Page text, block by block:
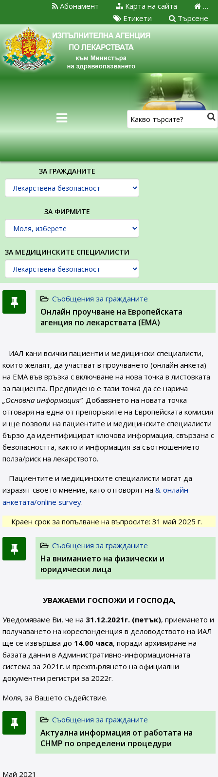
…
Карта на сайта
Абонамент
Търсене
Етикети
ЗА ГРАЖДАНИТЕ
ЗА ФИРМИТЕ
ЗА МЕДИЦИНСКИТЕ СПЕЦИАЛИСТИ
Съобщения за гражданите
Онлайн проучване на Европейската
агенция по лекарствата (ЕМА)
ИАЛ кани всички пациенти и медицински специалисти,
които желаят, да участват в проучването (онлайн анкета)
на ЕМА във връзка с включване на нова точка в листовката
за пациента. Предвидено е тази точка да се нарича
„Основна информация“. Добавянето на новата точка
отговаря на една от препоръките на Европейската комисия
и ще позволи на пациентите и медицинските специалисти
бързо да идентифицират ключова информация, свързана с
безопасността, както и информация за съотношението
полза/риск на лекарството.
Пациентите и медицинските специалисти могат да
изразят своето мнение, като отговорят на
онлайн
анкетата/online survey.
Краен срок за попълване на въпросите: 31 май 2025 г.
Съобщения за гражданите
На вниманието на физически и
юридически лица
УВАЖАЕМИ ГОСПОЖИ И ГОСПОДА,
Уведомяваме Ви, че на 31.12.2021г. (петък), приемането и
получаването на кореспонденция в деловодството на ИАЛ
ще се извършва до 14.00 часа, поради архивиране на
базата данни в Административно-информационната
система за 2021г. и прехвърлянето на официални
документни регистри за 2022г.
Моля, за Вашето съдействие.
Съобщения за гражданите
Актуална информация от работата на
CHMP по определени процедури
Май 2021